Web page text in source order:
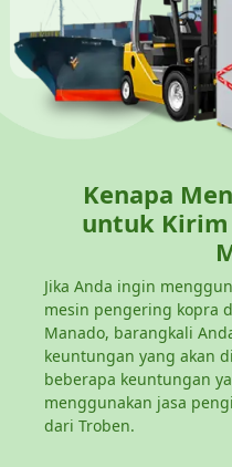
Kenapa
untuk Kirim
Jika Anda ingin
mesin pengering kopra
Manado, barangkali
keuntungan yang akan
beberapa keuntungan
menggunakan jasa
dari Troben.